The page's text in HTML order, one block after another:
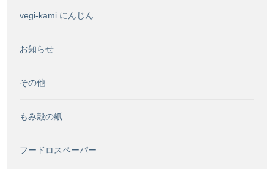
vegi-kami にんじん
お知らせ
その他
もみ殻の紙
フードロスペーパー